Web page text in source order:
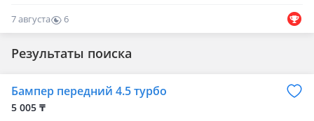
7 августа
6
0
Результаты поиска
Бампер передний 4.5 турбо
5 005 ₸